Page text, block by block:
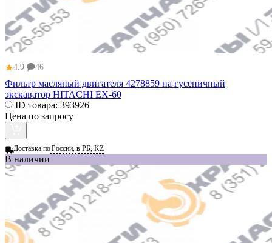
★4.9 46
Фильтр масляный двигателя 4278859 на гусеничный
экскаватор HITACHI EX-60
ID товара: 393926
Цена по запросу
Доставка поРоссии, в РБ, KZ
В наличии